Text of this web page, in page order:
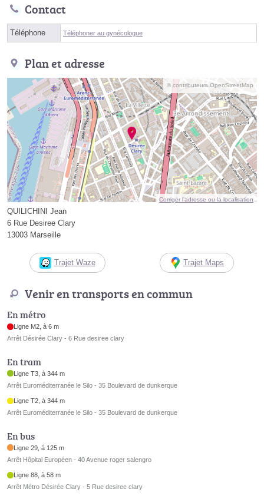
Contact
Téléphone Téléphoner au gynécologue
Plan et adresse
© contributeurs OpenStreetMap
Corriger l’adresse ou la localisation
QUILICHINI Jean
6 Rue Desiree Clary
13003 Marseille
Trajet Waze Trajet Maps
Venir en transports en commun
En métro
Ligne M2, à 6 m
Arrêt Désirée Clary - 6 Rue desiree clary
En tram
Ligne T3, à 344 m
Arrêt Euroméditerranée le Silo - 35 Boulevard de dunkerque
Ligne T2, à 344 m
Arrêt Euroméditerranée le Silo - 35 Boulevard de dunkerque
En bus
Ligne 29, à 125 m
Arrêt Hôpital Européen - 40 Avenue roger salengro
Ligne 88, à 58 m
Arrêt Métro Désirée Clary - 5 Rue desiree clary